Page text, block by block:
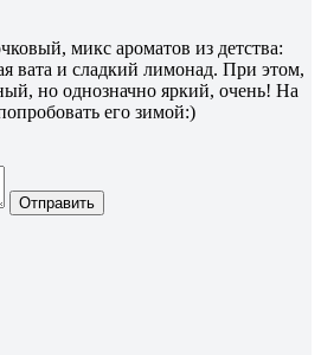
микс ароматов из детства:
вата и сладкий лимонад. При этом,
но однозначно яркий, очень! На
его зимой:)
Отправить